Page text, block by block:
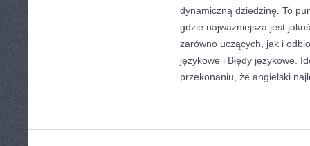
dynamiczną dziedzinę. To
gdzie najważniejsza jest
zarówno uczących, jak i
językowe i Błędy językowe.
przekonaniu, że angielski